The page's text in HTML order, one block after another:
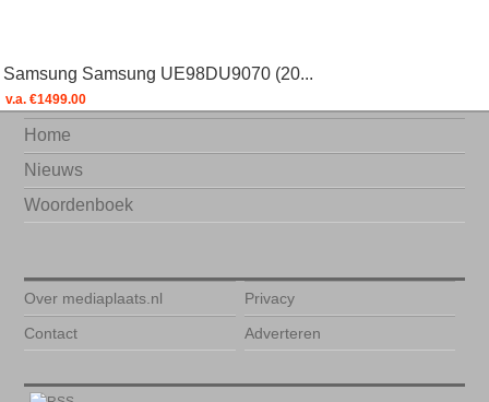
Samsung Samsung UE98DU9070 (20...
v.a. €1499.00
Home
Nieuws
Woordenboek
Over mediaplaats.nl
Privacy
Contact
Adverteren